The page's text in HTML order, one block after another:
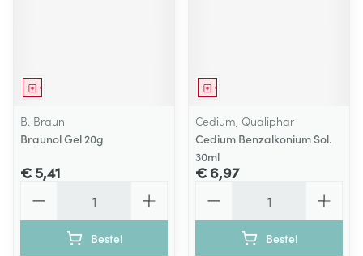
Geneesmiddel
B. Braun
Braunol Gel 20g
€ 5,41
Bestel
Geneesmiddel
Cedium, Qualiphar
Cedium Benzalkonium Sol.
30ml
€ 6,97
Bestel